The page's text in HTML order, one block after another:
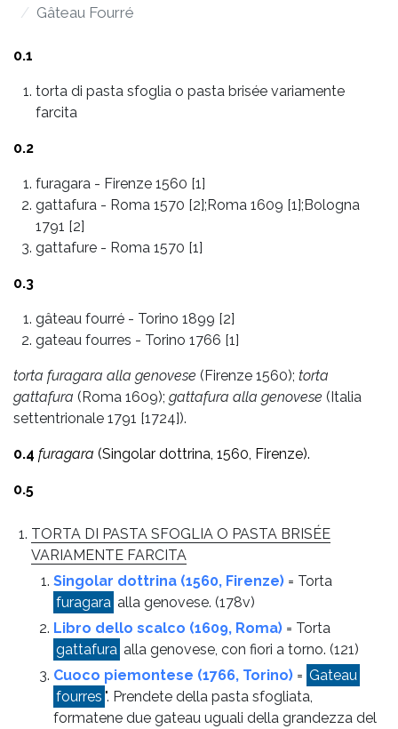
Gâteau Fourré
0.1
torta di pasta sfoglia o pasta brisée variamente
farcita
0.2
furagara - Firenze 1560 [1]
gattafura - Roma 1570 [2];Roma 1609 [1];Bologna
1791 [2]
gattafure - Roma 1570 [1]
0.3
gâteau fourré - Torino 1899 [2]
gateau fourres - Torino 1766 [1]
torta furagara alla genovese (Firenze 1560); torta
gattafura (Roma 1609); gattafura alla genovese (Italia
settentrionale 1791 [1724]).
0.4 furagara (Singolar dottrina, 1560, Firenze).
0.5
TORTA DI PASTA SFOGLIA O PASTA BRISÉE
VARIAMENTE FARCITA
Singolar dottrina (1560, Firenze) = Torta
furagara alla genovese. (178v)
Libro dello scalco (1609, Roma) = Torta
gattafura alla genovese, con fiori a torno. (121)
Cuoco piemontese (1766, Torino) = Gateau
fourres ". Prendete della pasta sfogliata,
formatene due gateau uguali della grandezza del